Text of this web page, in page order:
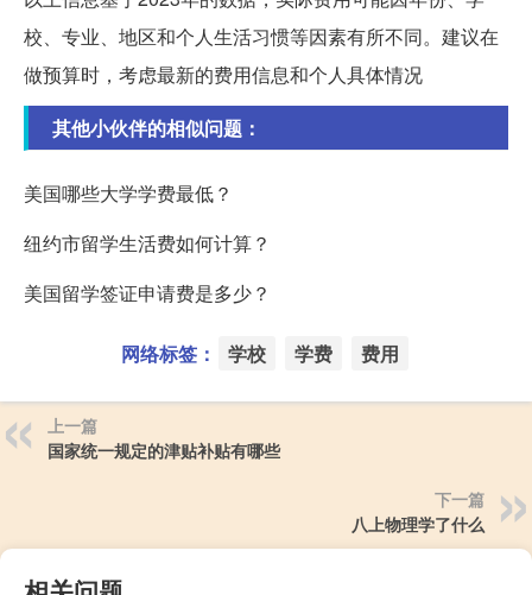
校、专业、地区和个人生活习惯等因素有所不同。建议在
做预算时，考虑最新的费用信息和个人具体情况
其他小伙伴的相似问题：
美国哪些大学学费最低？
纽约市留学生活费如何计算？
美国留学签证申请费是多少？
网络标签： 学校 学费 费用
上一篇
国家统一规定的津贴补贴有哪些
下一篇
八上物理学了什么